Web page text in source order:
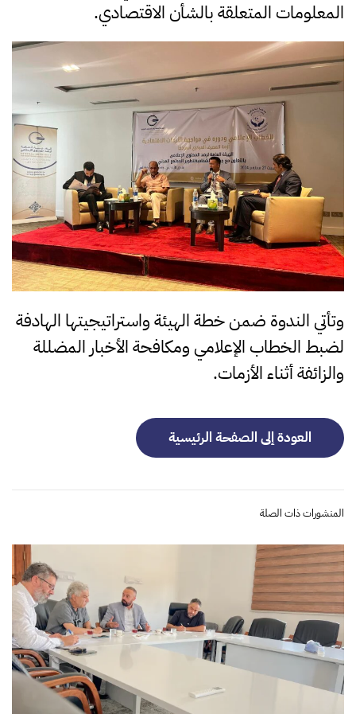
المعلومات المتعلقة بالشأن الاقتصادي.
وتأتي الندوة ضمن خطة الهيئة واستراتيجيتها الهادفة
لضبط الخطاب الإعلامي ومكافحة الأخبار المضللة
والزائفة أثناء الأزمات.
العودة إلى الصفحة الرئيسية
المنشورات ذات الصلة